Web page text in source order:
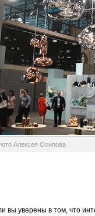
Алексея Осипова
вы уверены в том, что